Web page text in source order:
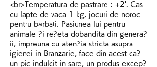
<br>Temperatura de pastrare : +2'. Cas
cu lapte de vaca 1 kg, jocuri de noroc
pentru bărbați. Pasiunea lui pentru
animale ?i re?eta dobandita din genera?
ii, impreuna cu aten?ia stricta asupra
igienei in Branzarie, face din acest ca?
un pic indulcit in sare, un produs excep?